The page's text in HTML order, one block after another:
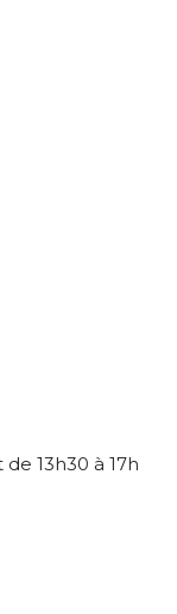
13h30 à 17h